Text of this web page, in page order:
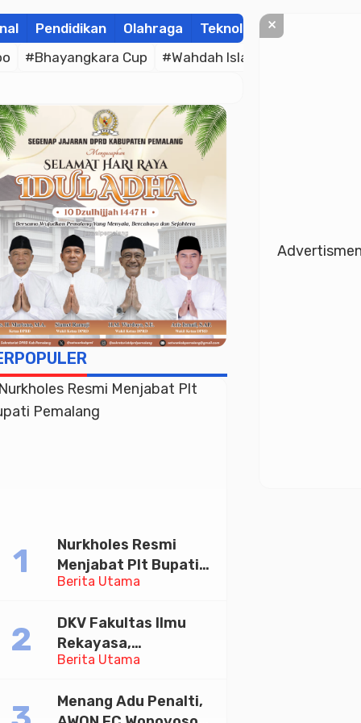
Pendidikan Olahraga Teknologi
#Bhayangkara Cup #Wahdah Islamiyah
Berita Utama
Nurkholes Resmi
Menjabat Plt Bupati
Pemalang
Berita Utama
DKV Fakultas Ilmu
Rekayasa,
Universitas
Diskusi Desain
Menang Adu Penalti,
×